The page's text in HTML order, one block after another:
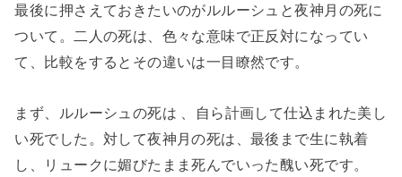
最後に押さえておきたいのがルルーシュと夜神月の死に
ついて。二人の死は、色々な意味で正反対になってい
て、比較をするとその違いは一目瞭然です。
まず、ルルーシュの死は 、自ら計画して仕込まれた美し
い死でした。対して夜神月の死は、最後まで生に執着
し、リュークに媚びたまま死んでいった醜い死です。